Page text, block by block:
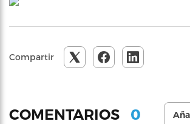
Compartir
COMENTARIOS 0